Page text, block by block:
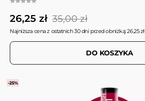
26,25 zł 35,00 zł
Najniższa cena z ostatnich 30 dni przed obniżką: 26,25 zł
DO KOSZYKA
-25%